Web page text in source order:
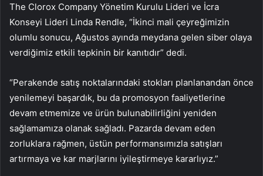
The Clorox Company Yönetim Kurulu Lideri ve İcra
Konseyi Lideri Linda Rendle, “İkinci mali çeyreğimizin
olumlu sonucu, Ağustos ayında meydana gelen siber olaya
verdiğimiz etkili tepkinin bir kanıtıdır” dedi.
“Perakende satış noktalarındaki stokları planlanandan önce
yenilemeyi başardık, bu da promosyon faaliyetlerine
devam etmemize ve ürün bulunabilirliğini yeniden
sağlamamıza olanak sağladı. Pazarda devam eden
zorluklara rağmen, üstün performansımızla satışları
artırmaya ve kar marjlarını iyileştirmeye kararlıyız.”